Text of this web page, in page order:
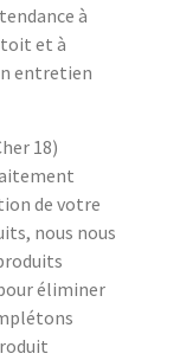
à
et à
entretien
18)
de votre
nous nous
éliminer